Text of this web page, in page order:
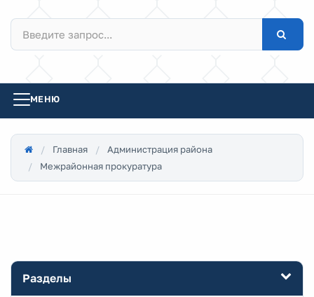
МЕНЮ
Главная
Администрация района
Межрайонная прокуратура
Разделы